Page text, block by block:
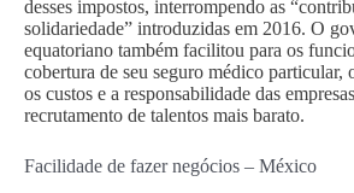
desses impostos, interrompendo as
solidariedade” introduzidas em 2016. O
equatoriano também facilitou para os
cobertura de seu seguro médico particular,
os custos e a responsabilidade das
recrutamento de talentos mais barato.
Facilidade de fazer negócios – México